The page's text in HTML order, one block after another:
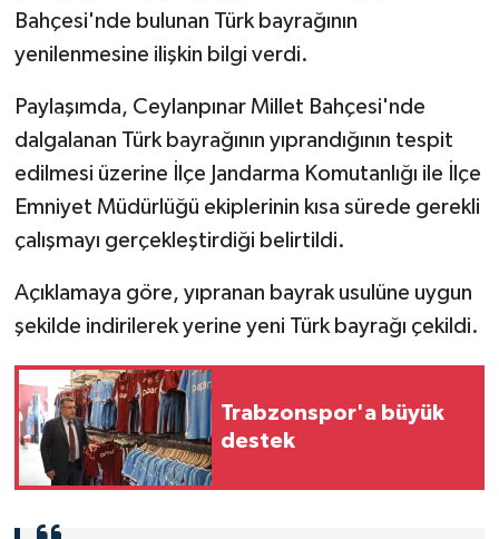
Bahçesi'nde bulunan Türk bayrağının
yenilenmesine ilişkin bilgi verdi.
Paylaşımda, Ceylanpınar Millet Bahçesi'nde
dalgalanan Türk bayrağının yıprandığının tespit
edilmesi üzerine İlçe Jandarma Komutanlığı ile İlçe
Emniyet Müdürlüğü ekiplerinin kısa sürede gerekli
çalışmayı gerçekleştirdiği belirtildi.
Açıklamaya göre, yıpranan bayrak usulüne uygun
şekilde indirilerek yerine yeni Türk bayrağı çekildi.
Trabzonspor'a büyük
destek